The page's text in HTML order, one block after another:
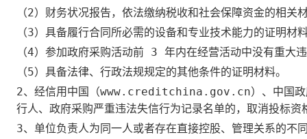
（2）财务状况报告，依法缴纳税收和社会保障资金的相关
（3）具备履行合同所必需的设备和专业技术能力的证明材
（4）参加政府采购活动前 3 年内在经营活动中没有重大
（5）具备法律、行政法规规定的其他条件的证明材料。
2、经信用中国（www.creditchina.gov.cn）、中国政
行人、政府采购严重违法失信行为记录名单的，取消投标资
3、单位负责人为同一人或者存在直接控股、管理关系的不